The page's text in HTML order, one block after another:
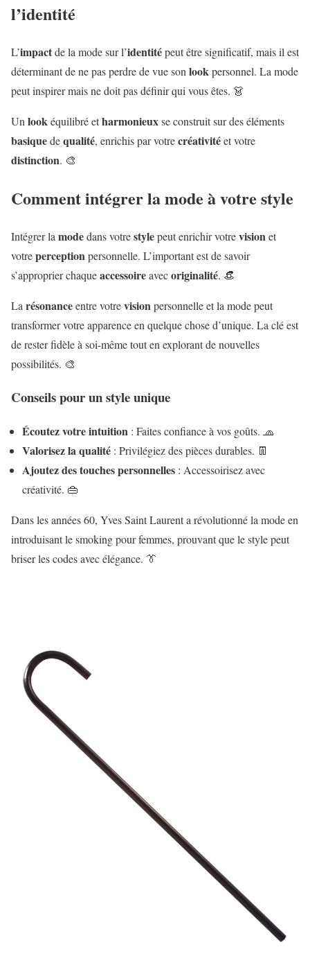
l’identité
L’impactde la mode sur l’identitépeut être significatif, mais il est
déterminant de ne pas perdre de vue son lookpersonnel. La mode
peut inspirer mais ne doit pas définir qui vous êtes. 👗
Un lookéquilibré etharmonieuxse construit sur des éléments
basiquedequalité, enrichis par votrecréativitéet votre
distinction. 🎨
Comment intégrer la mode à votre style
Intégrer la modedans votrestylepeut enrichir votrevisionet
votreperceptionpersonnelle. L’important est de savoir
s’approprier chaqueaccessoireavecoriginalité. 👒
La résonanceentre votrevisionpersonnelle et la mode peut
transformer votre apparence en quelque chose d’unique. La clé est
de rester fidèle à soi-même tout en explorant de nouvelles
possibilités. 🎨
Conseils pour un style unique
Écoutez votre intuition : Faites confiance à vos goûts. 🧢
Valorisez la qualité : Privilégiez des pièces durables. 👖
Ajoutez des touches personnelles : Accessoirisez avec
créativité. 👜
Dans les années 60, Yves Saint Laurent a révolutionné la mode en
introduisant le smoking pour femmes, prouvant que le style peut
briser les codes avec élégance. 👔